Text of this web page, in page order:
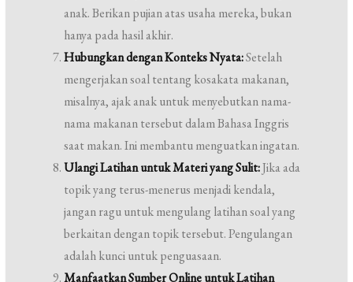
anak. Berikan pujian atas usaha mereka, bukan
hanya pada hasil akhir.
Hubungkan dengan Konteks Nyata:Setelah
mengerjakan soal tentang kosakata makanan,
misalnya, ajak anak untuk menyebutkan nama-
nama makanan tersebut dalam Bahasa Inggris
saat makan. Ini membantu menguatkan ingatan.
Ulangi Latihan untuk Materi yang Sulit:Jika ada
topik yang terus-menerus menjadi kendala,
jangan ragu untuk mengulang latihan soal yang
berkaitan dengan topik tersebut. Pengulangan
adalah kunci untuk penguasaan.
Manfaatkan Sumber Online untuk Latihan